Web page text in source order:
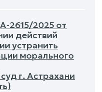
2615/2025 от
действий
устранить
морального
г. Астрахани